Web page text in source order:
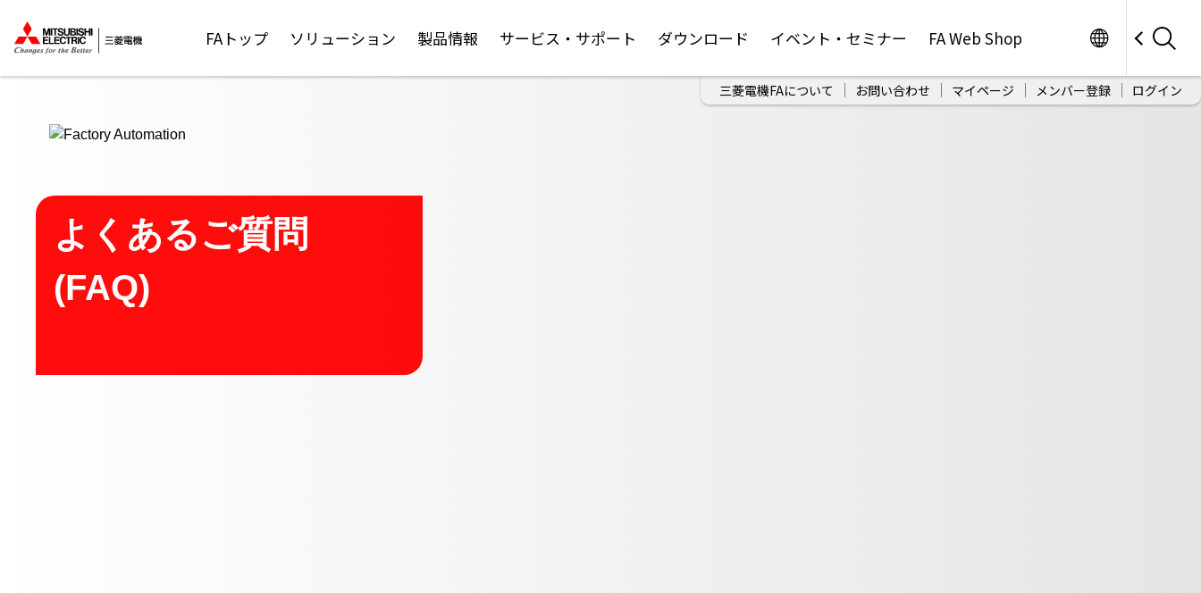
FAトップ ソリューション 製品情報 サービス・サポート ダウンロード イベント・セミナー FA Web Shop
三菱電機FAについて お問い合わせ マイページ メンバー登録 ログイン
よくあるご質問
(FAQ)